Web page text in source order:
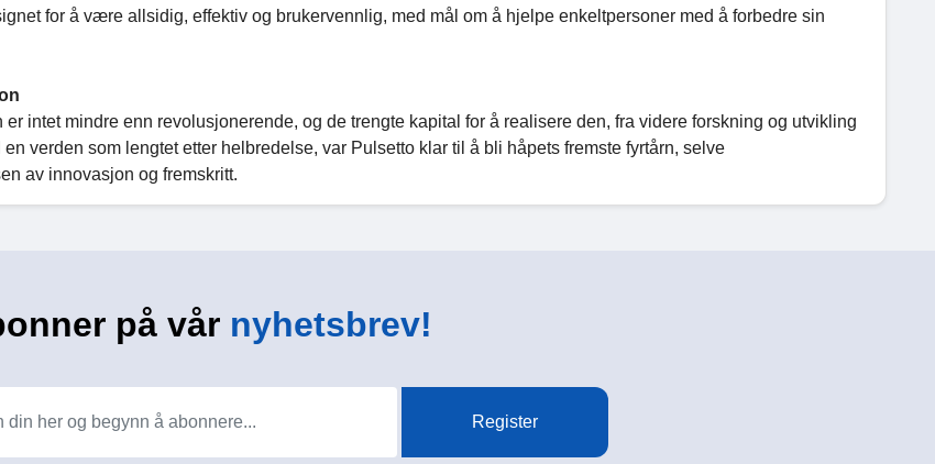
for å være allsidig, effektiv og brukervennlig, med mål om å hjelpe enkeltpersoner med å forbedre sin
er intet mindre enn revolusjonerende, og de trengte kapital for å realisere den, fra videre forskning og utvikling
verden som lengtet etter helbredelse, var Pulsetto klar til å bli håpets fremste fyrtårn, selve
av innovasjon og fremskritt.
på vår nyhetsbrev!
Register